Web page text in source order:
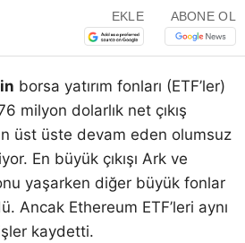
EKLE ABONE OL
borsa yatırım fonları (ETF’ler)
milyon dolarlık net çıkış
üst üste devam eden olumsuz
En büyük çıkışı Ark ve
yaşarken diğer büyük fonlar
Ancak Ethereum ETF’leri aynı
kaydetti.